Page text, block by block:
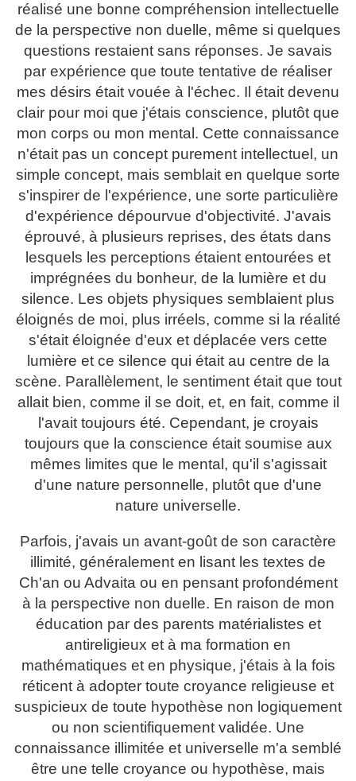
réalisé une bonne compréhension intellectuelle
de la perspective non duelle, même si quelques
questions restaient sans réponses. Je savais
par expérience que toute tentative de réaliser
mes désirs était vouée à l'échec. Il était devenu
clair pour moi que j'étais conscience, plutôt que
mon corps ou mon mental. Cette connaissance
n'était pas un concept purement intellectuel, un
simple concept, mais semblait en quelque sorte
s'inspirer de l'expérience, une sorte particulière
d'expérience dépourvue d'objectivité. J'avais
éprouvé, à plusieurs reprises, des états dans
lesquels les perceptions étaient entourées et
imprégnées du bonheur, de la lumière et du
silence. Les objets physiques semblaient plus
éloignés de moi, plus irréels, comme si la réalité
s'était éloignée d'eux et déplacée vers cette
lumière et ce silence qui était au centre de la
scène. Parallèlement, le sentiment était que tout
allait bien, comme il se doit, et, en fait, comme il
l'avait toujours été. Cependant, je croyais
toujours que la conscience était soumise aux
mêmes limites que le mental, qu'il s'agissait
d'une nature personnelle, plutôt que d'une
nature universelle.
Parfois, j'avais un avant-goût de son caractère
illimité, généralement en lisant les textes de
Ch'an ou Advaita ou en pensant profondément
à la perspective non duelle. En raison de mon
éducation par des parents matérialistes et
antireligieux et à ma formation en
mathématiques et en physique, j'étais à la fois
réticent à adopter toute croyance religieuse et
suspicieux de toute hypothèse non logiquement
ou non scientifiquement validée. Une
connaissance illimitée et universelle m'a semblé
être une telle croyance ou hypothèse, mais